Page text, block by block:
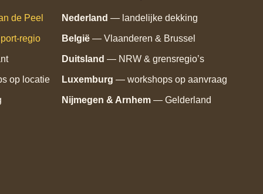
de Peel
op locatie
Nederland — landelijke dekking
België— Vlaanderen & Brussel
Duitsland — NRW & grensregio’s
Luxemburg — workshops op aanvraag
Nijmegen & Arnhem— Gelderland